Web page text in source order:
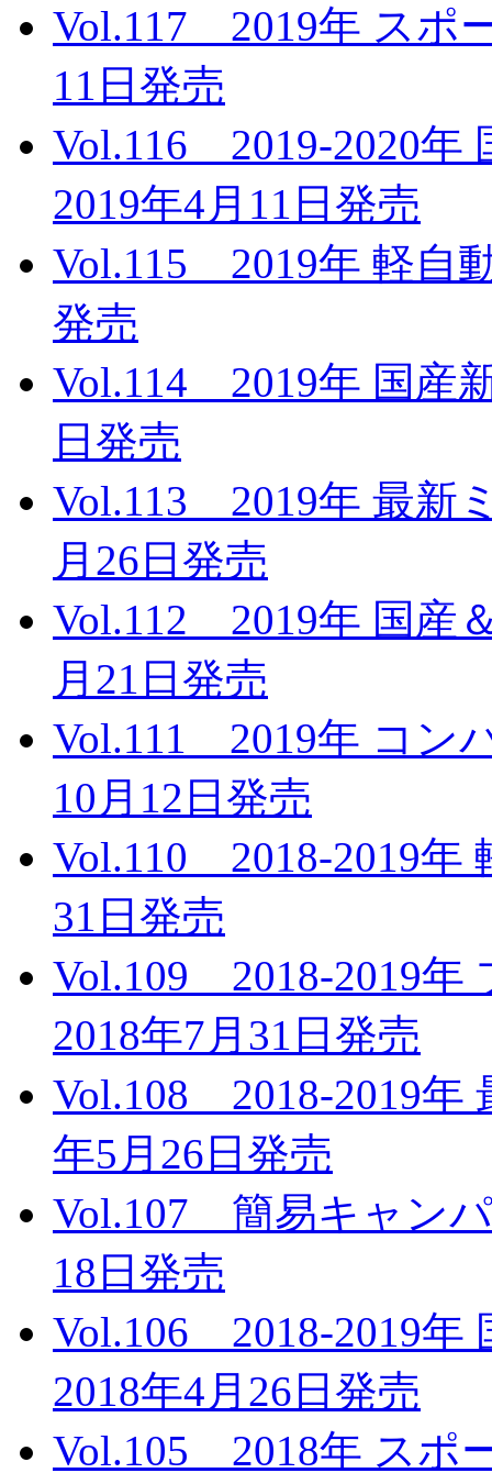
Vol.117 2019年 スポ
11日発売
Vol.116 2019-2020
2019年4月11日発売
Vol.115 2019年 軽自
発売
Vol.114 2019年 国産
日発売
Vol.113 2019年 最新
月26日発売
Vol.112 2019年 国産
月21日発売
Vol.111 2019年 コン
10月12日発売
Vol.110 2018-2019年
31日発売
Vol.109 2018-2019
2018年7月31日発売
Vol.108 2018-2019
年5月26日発売
Vol.107 簡易キャン
18日発売
Vol.106 2018-2019
2018年4月26日発売
Vol.105 2018年 スポ